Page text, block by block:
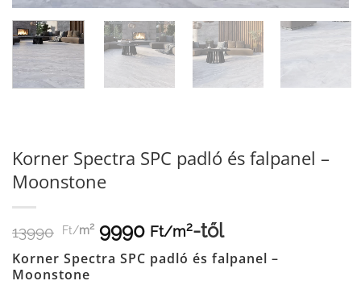
Korner Spectra SPC padló és falpanel –
Moonstone
13990 Ft/m2 9990 Ft/m2-től
Korner Spectra SPC padló és falpanel –
Moonstone